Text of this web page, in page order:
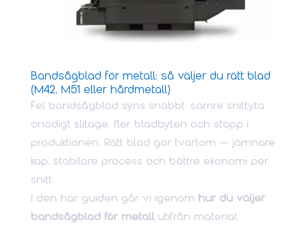
Bandsågblad för metall: så väljer du rätt blad
(M42, M51 eller hårdmetall)
Fel bandsågblad syns snabbt: sämre snittyta,
onödigt slitage, fler bladbyten och stopp i
produktionen. Rätt blad gör tvärtom — jämnare
kap, stabilare process och bättre ekonomi per
snitt.
I den här guiden går vi igenom hur du väljer
bandsågblad för metallutifrån material,